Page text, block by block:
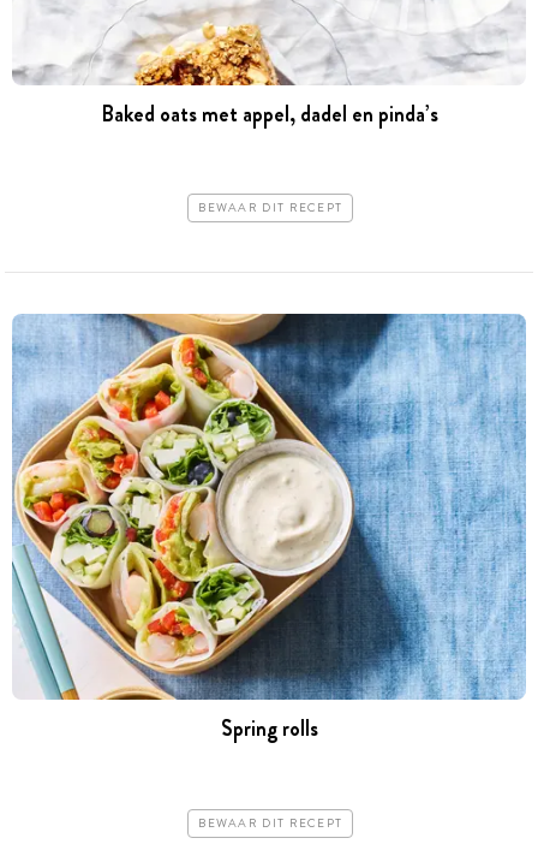
Baked oats met appel, dadel en pinda’s
BEWAAR DIT RECEPT
Spring rolls
BEWAAR DIT RECEPT